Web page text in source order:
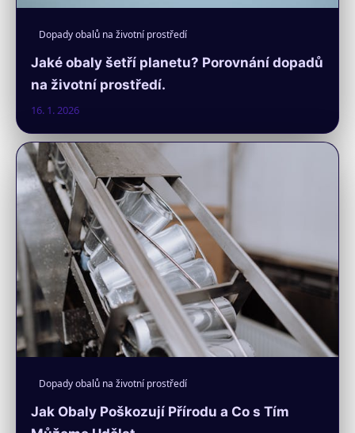
Dopady obalů na životní prostředí
Jaké obaly šetří planetu? Porovnání dopadů
na životní prostředí.
16. 1. 2026
Dopady obalů na životní prostředí
Jak Obaly Poškozují Přírodu a Co s Tím